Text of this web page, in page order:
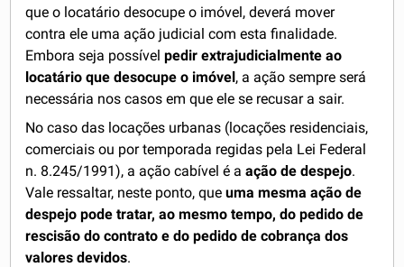
que o locatário desocupe o imóvel, deverá mover
contra ele uma ação judicial com esta finalidade.
Embora seja possívelpedir extrajudicialmente ao
locatário que desocupe o imóvel, a ação sempre será
necessária nos casos em que ele se recusar a sair.
No caso das locações urbanas (locações residenciais,
comerciais ou por temporada regidas pela Lei Federal
n. 8.245/1991), a ação cabível é aação de despejo.
Vale ressaltar, neste ponto, queuma mesma ação de
despejo pode tratar, ao mesmo tempo, do pedido de
rescisão do contrato e do pedido de cobrança dos
valores devidos.